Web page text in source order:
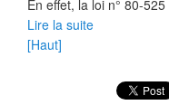
En effet, la loi n° 80-
Lire la suite
[Haut]